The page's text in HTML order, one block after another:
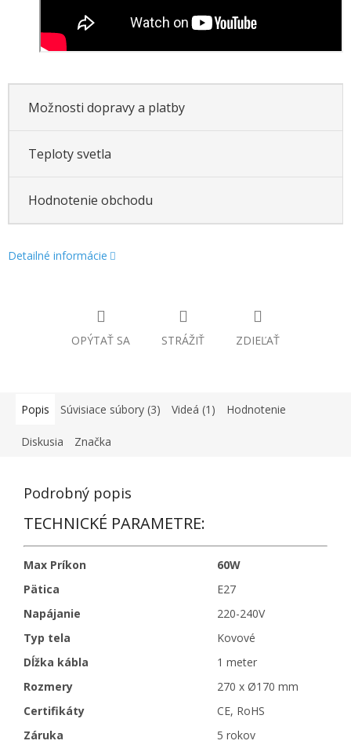
Možnosti dopravy a platby
Teploty svetla
Hodnotenie obchodu
Detailné informácie
OPÝTAŤ SA STRÁŽIŤ ZDIEĽAŤ
Popis Súvisiace súbory (3) Videá (1) Hodnotenie
Diskusia Značka
Podrobný popis
TECHNICKÉ PARAMETRE:
Max Príkon
60W
Pätica
E27
Napájanie
220-240V
Typ tela
Kovové
Dĺžka kábla
1 meter
Rozmery
270 x Ø170 mm
Certifikáty
CE, RoHS
Záruka
5 rokov